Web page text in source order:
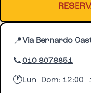
📍Via Bernardo
📞010 8078851
🕐Lun–Dom: